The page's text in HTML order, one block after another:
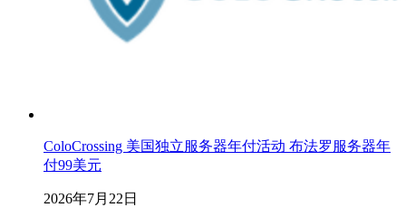
ColoCrossing 美国独立服务器年付活动 布法罗服务器年
付99美元
2026年7月22日